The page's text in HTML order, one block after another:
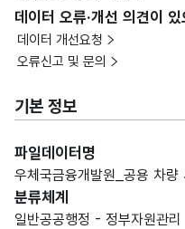
데이터 오류·개선 의견이
데이터 개선요청
오류신고 및 문의
기본 정보
파일데이터명
우체국금융개발원_공용 차
분류체계
일반공공행정 - 정부자원관리